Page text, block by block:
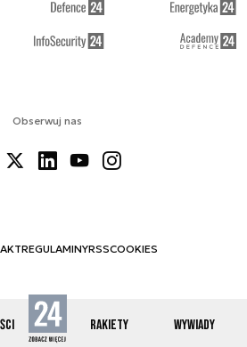
RAKIETY WYWIADY
Obserwuj nas
REGULAMINYRSSCOOKIES
2026 SPACE24